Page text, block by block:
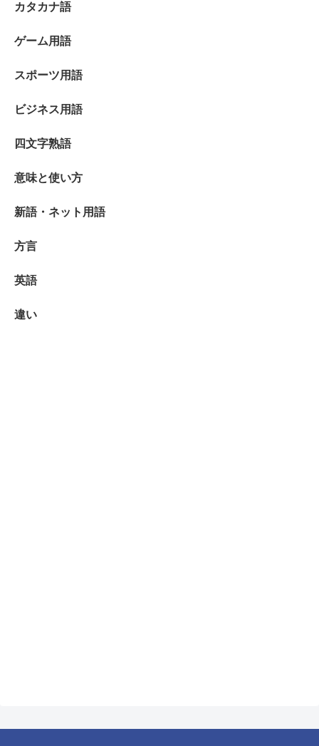
カタカナ語
ゲーム用語
スポーツ用語
ビジネス用語
四文字熟語
意味と使い方
新語・ネット用語
方言
英語
違い